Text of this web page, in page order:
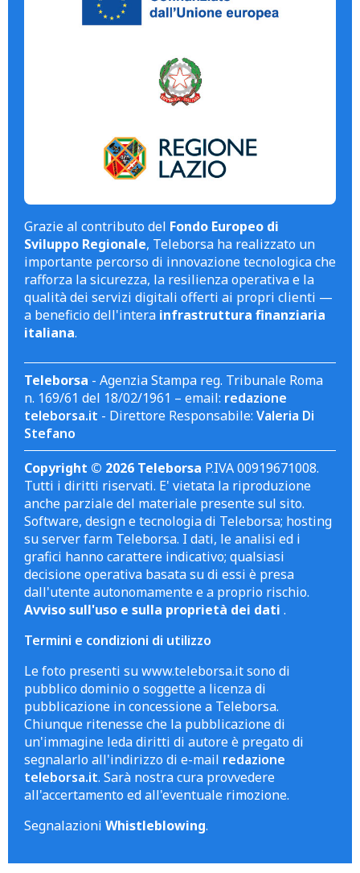
Grazie al contributo del Fondo Europeo di
Sviluppo Regionale, Teleborsa ha realizzato un
importante percorso di innovazione tecnologica che
rafforza la sicurezza, la resilienza operativa e la
qualità dei servizi digitali offerti ai propri clienti —
a beneficio dell'intera infrastruttura finanziaria
italiana.
Teleborsa - Agenzia Stampa reg. Tribunale Roma
n. 169/61 del 18/02/1961 – email: redazione
teleborsa.it - Direttore Responsabile: Valeria Di
Stefano
Copyright © 2026 Teleborsa P.IVA 00919671008.
Tutti i diritti riservati. E' vietata la riproduzione
anche parziale del materiale presente sul sito.
Software, design e tecnologia di Teleborsa; hosting
su server farm Teleborsa. I dati, le analisi ed i
grafici hanno carattere indicativo; qualsiasi
decisione operativa basata su di essi è presa
dall'utente autonomamente e a proprio rischio.
Avviso sull'uso e sulla proprietà dei dati .
Termini e condizioni di utilizzo
Le foto presenti su www.teleborsa.it sono di
pubblico dominio o soggette a licenza di
pubblicazione in concessione a Teleborsa.
Chiunque ritenesse che la pubblicazione di
un'immagine leda diritti di autore è pregato di
segnalarlo all'indirizzo di e-mail redazione
teleborsa.it. Sarà nostra cura provvedere
all'accertamento ed all'eventuale rimozione.
Segnalazioni Whistleblowing.